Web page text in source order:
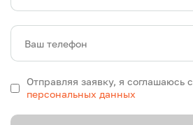
Ваш телефон
Отправляя заявку, я соглашаюсь с
персональных данных